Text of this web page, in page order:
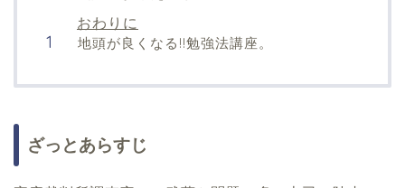
おわりに
地頭が良くなる!!勉強法講座。
ざっとあらすじ